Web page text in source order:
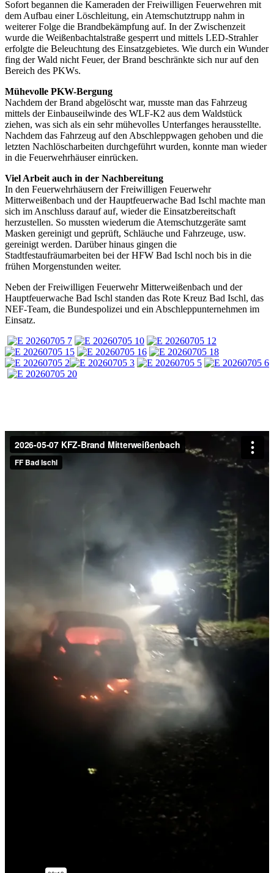
Sofort begannen die Kameraden der Freiwilligen Feuerwehren mit
dem Aufbau einer Löschleitung, ein Atemschutztrupp nahm in
weiterer Folge die Brandbekämpfung auf. In der Zwischenzeit
wurde die Weißenbachtalstraße gesperrt und mittels LED-Strahler
erfolgte die Beleuchtung des Einsatzgebietes. Wie durch ein Wunder
fing der Wald nicht Feuer, der Brand beschränkte sich nur auf den
Bereich des PKWs.
Mühevolle PKW-Bergung
Nachdem der Brand abgelöscht war, musste man das Fahrzeug
mittels der Einbauseilwinde des WLF-K2 aus dem Waldstück
ziehen, was sich als ein sehr mühevolles Unterfanges herausstellte.
Nachdem das Fahrzeug auf den Abschleppwagen gehoben und die
letzten Nachlöscharbeiten durchgeführt wurden, konnte man wieder
in die Feuerwehrhäuser einrücken.
Viel Arbeit auch in der Nachbereitung
In den Feuerwehrhäusern der Freiwilligen Feuerwehr
Mitterweißenbach und der Hauptfeuerwache Bad Ischl machte man
sich im Anschluss darauf auf, wieder die Einsatzbereitschaft
herzustellen. So mussten wiederum die Atemschutzgeräte samt
Masken gereinigt und geprüft, Schläuche und Fahrzeuge, usw.
gereinigt werden. Darüber hinaus gingen die
Stadtfestaufräumarbeiten bei der HFW Bad Ischl noch bis in die
frühen Morgenstunden weiter.
Neben der Freiwilligen Feuerwehr Mitterweißenbach und der
Hauptfeuerwache Bad Ischl standen das Rote Kreuz Bad Ischl, das
NEF-Team, die Bundespolizei und ein Abschleppunternehmen im
Einsatz.